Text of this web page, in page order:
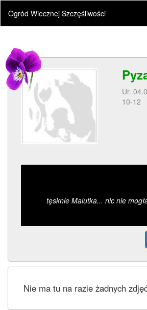
Ogród Wiecznej Szczęśliwości
Ur.
10-12
tęsknie Malutka... nic nie
Nie ma tu na razie żadnych